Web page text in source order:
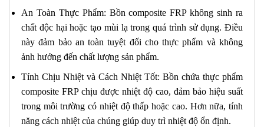
An Toàn Thực Phẩm: Bồn composite FRP không sinh ra
chất độc hại hoặc tạo mùi lạ trong quá trình sử dụng. Điều
này đảm bảo an toàn tuyệt đối cho thực phẩm và không
ảnh hưởng đến chất lượng sản phẩm.
Tính Chịu Nhiệt và Cách Nhiệt Tốt: Bồn chứa thực phẩm
composite FRP chịu được nhiệt độ cao, đảm bảo hiệu suất
trong môi trường có nhiệt độ thấp hoặc cao. Hơn nữa, tính
năng cách nhiệt của chúng giúp duy trì nhiệt độ ổn định.